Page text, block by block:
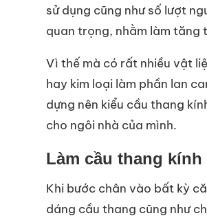
sử dụng cũng như số lượt
quan trọng, nhằm làm tăng
Vì thế mà có rất nhiều vật
hay kim loại làm phần lan
dựng nên kiểu cầu thang
cho ngôi nhà của mình.
Làm cầu thang
Khi bước chân vào bất kỳ
dáng cầu thang cũng như